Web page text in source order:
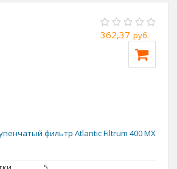
- это смесь Н2О с большим количеством
разному. Вода может быть жесткая, с
железа, с большой концентрацией
362,37 руб.
фильтр Atlantic Filtrum 400 MX